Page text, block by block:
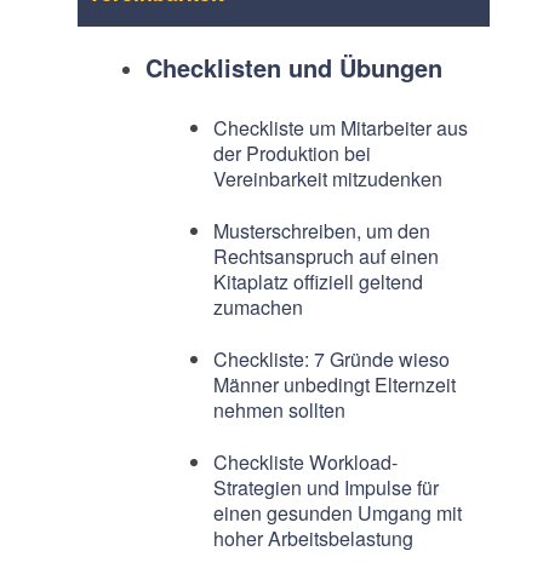
Checklisten und Übungen
Checkliste um Mitarbeiter aus
der Produktion bei
Vereinbarkeit mitzudenken
Musterschreiben, um den
Rechtsanspruch auf einen
Kitaplatz offiziell geltend
zumachen
Checkliste: 7 Gründe wieso
Männer unbedingt Elternzeit
nehmen sollten
Checkliste Workload-
Strategien und Impulse für
einen gesunden Umgang mit
hoher Arbeitsbelastung